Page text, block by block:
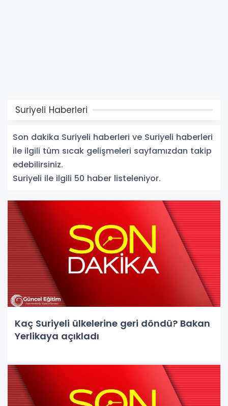
Suriyeli Haberleri
Son dakika Suriyeli haberleri ve Suriyeli haberleri
ile ilgili tüm sıcak gelişmeleri sayfamızdan takip
edebilirsiniz.
Suriyeli ile ilgili 50 haber listeleniyor.
Kaç Suriyeli ülkelerine geri döndü? Bakan
Yerlikaya açıkladı